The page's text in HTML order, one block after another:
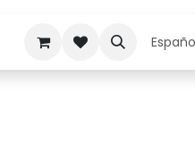
Aula Virtual Tienda